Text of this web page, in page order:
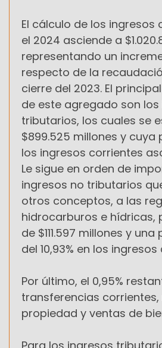
El cálculo de los ingresos
el 2024 asciende a
representando un
respecto de la
cierre del 2023. El
de este agregado son los
tributarios, los cuales se
$899.525 millones y cuya
los ingresos corrientes
Le sigue en orden de
ingresos no tributarios
otros conceptos, a las
hidrocarburos e hídricas,
de $111.597 millones y
del 10,93% en los
Por último, el 0,95%
transferencias
propiedad y ventas de